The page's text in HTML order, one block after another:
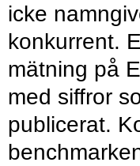
icke
konkurrent.
mätning på
med siffror
publicerat.